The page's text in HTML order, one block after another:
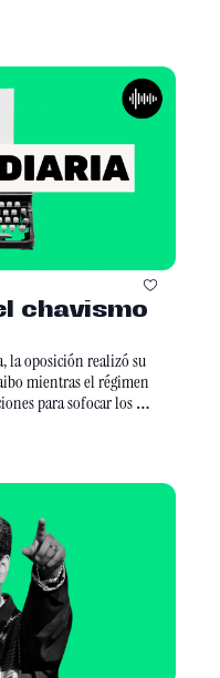
chavismo
la oposición realizó su
mientras el régimen
para sofocar los